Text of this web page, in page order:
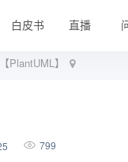
白皮书 直播
PlantUML】
799